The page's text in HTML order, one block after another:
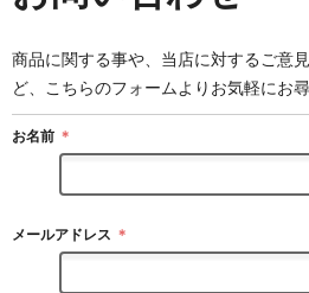
商品に関する事や、当店に対するご意
ど、こちらのフォームよりお気軽にお尋
お名前 ＊
メールアドレス ＊